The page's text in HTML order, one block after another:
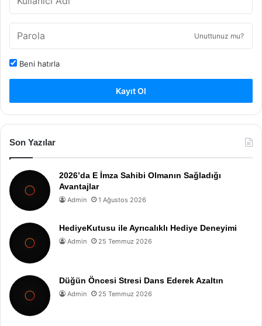
Unuttunuz mu?
Beni hatırla
Kayıt Ol
Son Yazılar
2026’da E İmza Sahibi Olmanın Sağladığı
Avantajlar
Admin 1 Ağustos 2026
HediyeKutusu ile Ayrıcalıklı Hediye Deneyimi
Admin 25 Temmuz 2026
Düğün Öncesi Stresi Dans Ederek Azaltın
Admin 25 Temmuz 2026